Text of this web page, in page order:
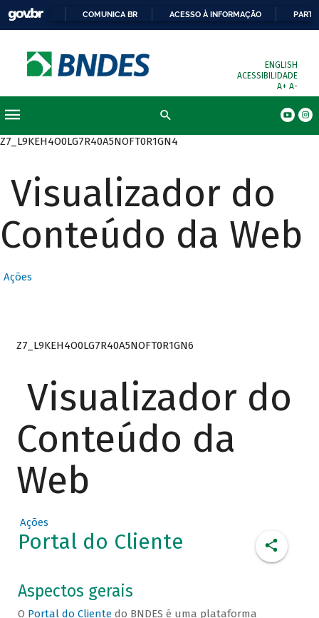
COMUNICA BR ACESSO À INFORMAÇÃO
ENGLISH
ACESSIBILIDADE
A+ A-
Z7_L9KEH4O0LG7R40A5NOFT0R1GN4
Visualizador do
Conteúdo da Web
Ações
Z7_L9KEH4O0LG7R40A5NOFT0R1GN6
Visualizador do
Conteúdo da
Web
Ações
Portal do Cliente
Aspectos gerais
O Portal do Clientedo BNDES é uma plataforma